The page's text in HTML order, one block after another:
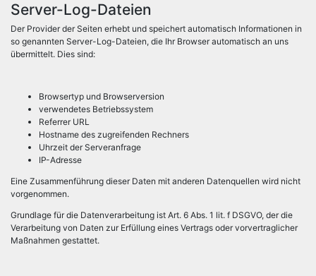
Server-Log-Dateien
Der Provider der Seiten erhebt und speichert automatisch Informationen in
so genannten Server-Log-Dateien, die Ihr Browser automatisch an uns
übermittelt. Dies sind:
Browsertyp und Browserversion
verwendetes Betriebssystem
Referrer URL
Hostname des zugreifenden Rechners
Uhrzeit der Serveranfrage
IP-Adresse
Eine Zusammenführung dieser Daten mit anderen Datenquellen wird nicht
vorgenommen.
Grundlage für die Datenverarbeitung ist Art. 6 Abs. 1 lit. f DSGVO, der die
Verarbeitung von Daten zur Erfüllung eines Vertrags oder vorvertraglicher
Maßnahmen gestattet.